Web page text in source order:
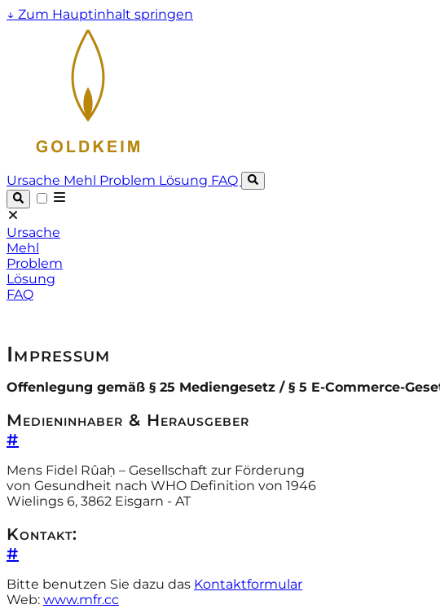
↓ Zum Hauptinhalt springen
Ursache Mehl Problem Lösung FAQ
Ursache
Mehl
Problem
Lösung
FAQ
Impressum
Offenlegung gemäß § 25 Mediengesetz / § 5 E-Commerce-
Medieninhaber & Herausgeber
#
Mens Fidel Rûaḥ – Gesellschaft zur Förderung
von Gesundheit nach WHO Definition von 1946
Wielings 6, 3862 Eisgarn - AT
Kontakt:
#
Bitte benutzen Sie dazu das Kontaktformular
Web: www.mfr.cc